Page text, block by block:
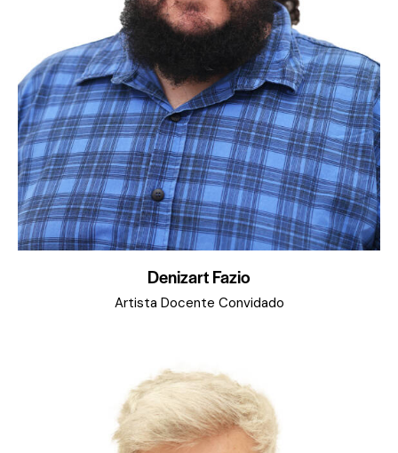
Denizart Fazio
Artista Docente Convidado